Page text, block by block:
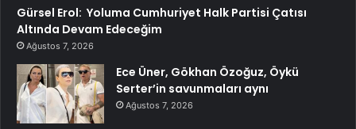
Gürsel Erol: Yoluma Cumhuriyet Halk Partisi Çatısı
Altında Devam Edeceğim
Ağustos 7, 2026
Ece Üner, Gökhan Özoğuz, Öykü
Serter’in savunmaları aynı
Ağustos 7, 2026